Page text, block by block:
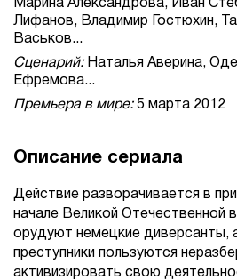
Марина Александрова, Иван
Лифанов, Владимир Гостюхин,
Васьков...
Сценарий:Наталья Аверина,
Ефремова...
Премьера в мире:5 марта 2012
Описание сериала
Действие разворачивается в
начале Великой Отечественной
орудуют немецкие диверсанты,
преступники пользуются
активизировать свою